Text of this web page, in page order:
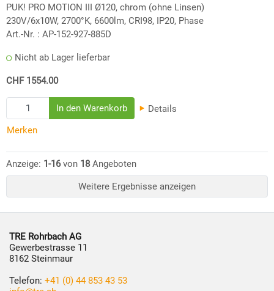
PUK! PRO MOTION III Ø120, chrom (ohne Linsen)
230V/6x10W, 2700°K, 6600lm, CRI98, IP20, Phase
Art.-Nr. : AP-152-927-885D
Nicht ab Lager lieferbar
CHF 1554.00
Details
Merken
Anzeige: 1-16von 18Angeboten
Weitere Ergebnisse anzeigen
TRE Rohrbach AG
Gewerbestrasse 11
8162 Steinmaur
Telefon: +41 (0) 44 853 43 53